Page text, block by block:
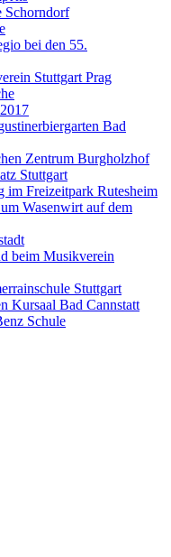
Schorndorf
bei den 55.
Stuttgart Prag
Bad
Zentrum Burgholzhof
Stuttgart
im Freizeitpark Rutesheim
Wasenwirt auf dem
beim Musikverein
Stuttgart
Kursaal Bad Cannstatt
Schule